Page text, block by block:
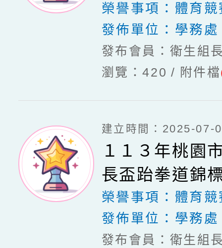
榮譽事項： 體育競
發佈單位： 學務處
發布會員：衛生組
瀏覽：420
附件檔
建立時間：2025-07-
１１３年桃園
長盃跆拳道錦
榮譽事項： 體育競
發佈單位： 學務處
發布會員：衛生組